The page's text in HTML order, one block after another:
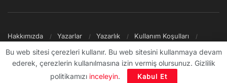
Hakkımızda Yazarlar Yazarlık
Kullanım Koşulları
© 2009 - ∞ Sanal Şantiye
Bu web sitesi çerezleri kullanır. Bu web sitesini kullanmaya devam
ederek, çerezlerin kullanılmasına izin vermiş olursunuz. Gizlilik
politikamızı inceleyin. Kabul Et